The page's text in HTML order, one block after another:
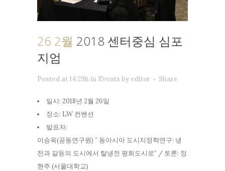
26 2월 2018 센터중심 심포
지엄
Posted at 14:29h in Events by editor Share
일시: 2018년 2월 26일
장소: LW 컨벤션
발표자:
이승욱(공동연구원) ” 동아시아 도시지정학연구: 냉
전과 갈등의 도시에서 탈냉전 평화도시로” / 토론: 정
현주 (서울대학교)